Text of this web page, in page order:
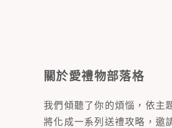
關於愛禮物部落格
我們傾聽了你的煩惱，依主
將化成一系列送禮攻略，邀